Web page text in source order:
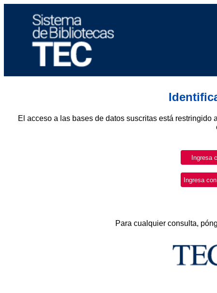
El acceso a las bases de datos suscritas está
Para cualquier consulta,